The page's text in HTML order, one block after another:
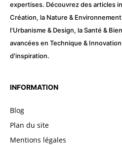
expertises. Découvrez des articles
Création, la Nature &
l'Urbanisme & Design, la Santé &
avancées en Technique &
d'inspiration.
INFORMATION
Blog
Plan du site
Mentions légales